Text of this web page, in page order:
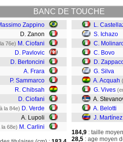
BANC DE TOUCHE
Zappino
D. Zanon
76e) M. Ciofani
D. Pavlovic
D. Bertoncini
A. Frara
P. Sammarco
R. Chibsah
D. Ciofani
la 84e) D. Verde
A. Lupoli
68e) M. Carlini
L.
S. Ichazo
C.
C. Bovo
D.
G. Silva
A. Acquah
G. Vives
A.
A. Belotti
J. Martínez
184,9 : taille
28,5 : age moyen